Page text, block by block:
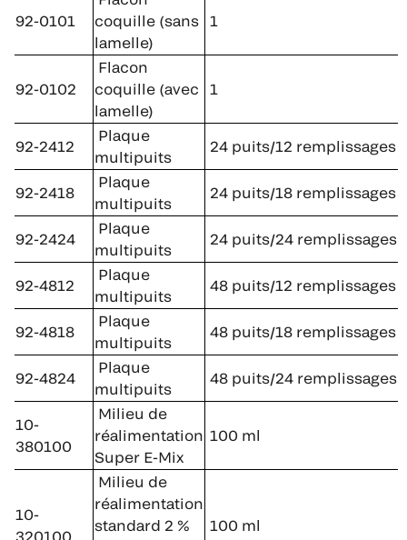
92-0101
coquille (sans
lamelle)
1
92-0102
Flacon
coquille (avec
lamelle)
1
92-2412
Plaque
multipuits
24 puits/12 remplissages
92-2418
Plaque
multipuits
24 puits/18 remplissages
92-2424
Plaque
multipuits
24 puits/24 remplissages
92-4812
Plaque
multipuits
48 puits/12 remplissages
92-4818
Plaque
multipuits
48 puits/18 remplissages
92-4824
Plaque
multipuits
48 puits/24 remplissages
10-
380100
Milieu de
réalimentation
Super E-Mix
100 ml
10-
320100
Milieu de
réalimentation
standard 2 %
100 ml